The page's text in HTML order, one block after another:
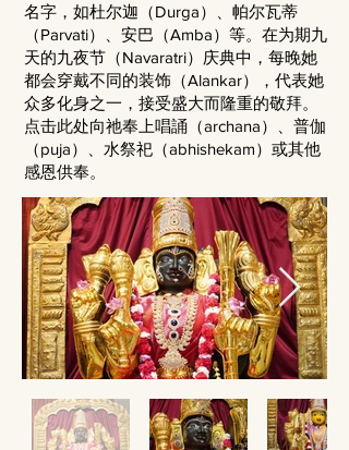
名字，如杜尔迦（Durga）、帕尔瓦蒂
（Parvati）、安巴（Amba）等。在为期九
天的九夜节（Navaratri）庆典中，每晚她
都会穿戴不同的装饰（Alankar），代表她
众多化身之一，接受盛大而隆重的敬拜。
点击此处向祂奉上唱誦（archana）、普伽
（puja）、水祭祀（abhishekam）或其他
感恩供奉。